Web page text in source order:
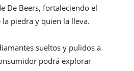
De Beers, fortaleciendo el
piedra y quien la lleva.
sueltos y pulidos a
podrá explorar